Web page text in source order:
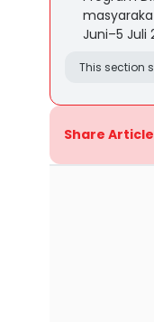
Juni–5 Juli
This section
Share Article